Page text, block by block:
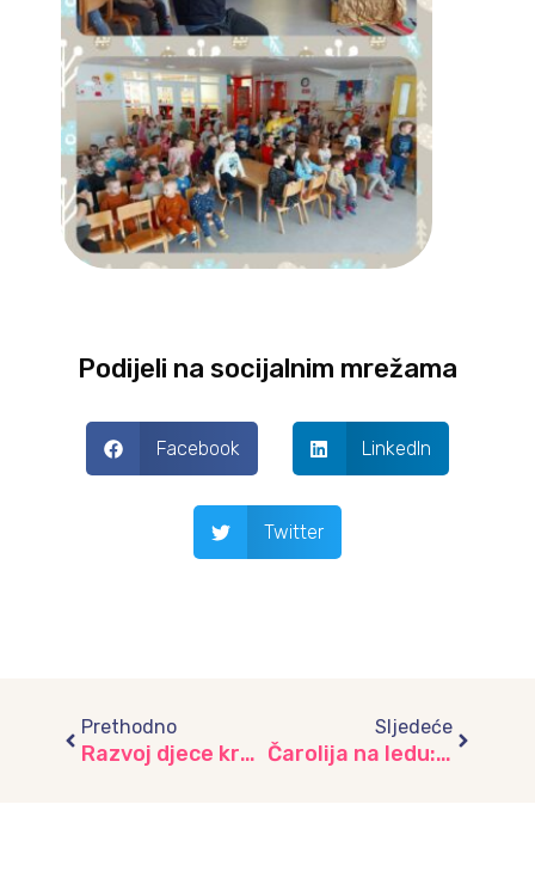
Podijeli na socijalnim mrežama
Facebook LinkedIn
Twitter
Prethodno
Razvoj djece kroz posjetu Olimpijskom muzeju, vrtić „Vrapčić“
Sljedeće
Čarolija na ledu: Značaj umjetničkog klizanja, vrtić “Biseri”